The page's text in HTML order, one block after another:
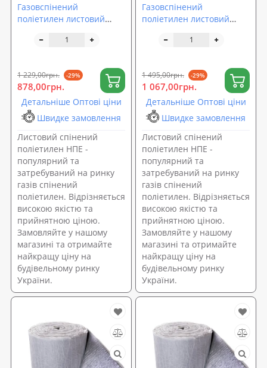
Газовспінений
поліетилен листовий
30мм)
1 229,00грн. -29%
878,00грн.
Детальніше Оптові ціни
Швидке замовлення
Листовий спінений
поліетилен НПЕ -
популярний та
затребуваний на ринку
газів спінений
поліетилен. Відрізняється
високою якістю та
прийнятною ціною.
Замовляйте у нашому
магазині та отримайте
найкращу ціну на
будівельному ринку
України.
Газовспінений
поліетилен листовий
40мм)
1 495,00грн. -29%
1 067,00грн.
Детальніше Оптові ціни
Швидке замовлення
Листовий спінений
поліетилен НПЕ -
популярний та
затребуваний на ринку
газів спінений
поліетилен. Відрізняється
високою якістю та
прийнятною ціною.
Замовляйте у нашому
магазині та отримайте
найкращу ціну на
будівельному ринку
України.